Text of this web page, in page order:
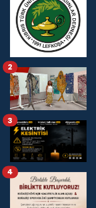
2
3
4